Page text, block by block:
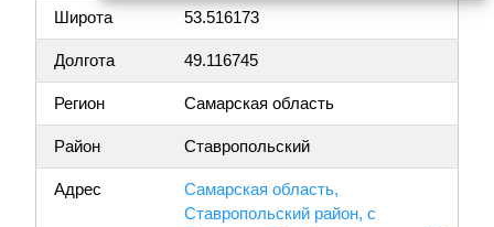
Широта 53.516173
Долгота 49.116745
Регион Самарская область
Район Ставропольский
Адрес
Самарская область,
Ставропольский район, с